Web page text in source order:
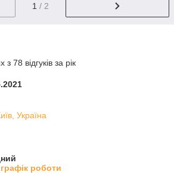
1 / 2
78 відгуків за рік
Україна
роботи